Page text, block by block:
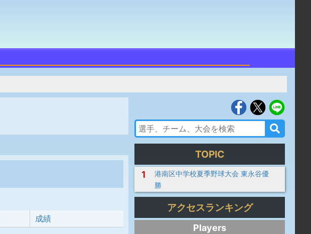
成績
TOPIC
1
港南区中学校夏季野球大会 東永谷優
勝
アクセスランキング
Players